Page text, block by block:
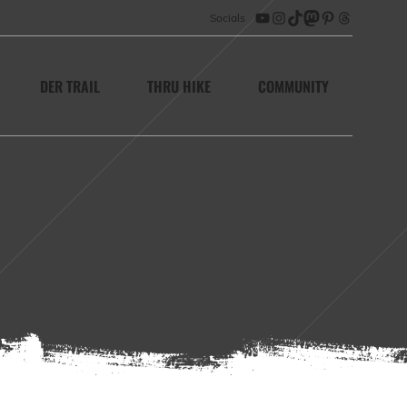
Socials
YouTube
Instagram
TikTok
Mastodon
Pinterest
Threads
DER TRAIL THRU HIKE COMMUNITY